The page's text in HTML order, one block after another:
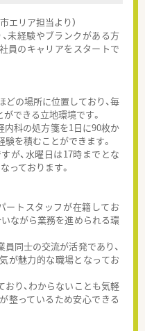
エリア担当より）
未経験やブランクがある方
員のキャリアをスタートで
の場所に位置しており、毎
できる立地環境です。
科の処方箋を1日に90枚か
験を積むことができます。
が、水曜日は17時までとな
っております。
トスタッフが在籍してお
ながら業務を進められる環
同士の交流が活発であり、
が魅力的な職場となってお
り、わからないことも気軽
整っているため安心できる